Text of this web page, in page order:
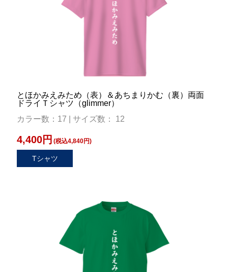
とほかみえみため（表）＆あちまりかむ（裏）両面
ドライＴシャツ（glimmer）
カラー数：17 | サイズ数： 12
4,400円 (税込4,840円)
Tシャツ